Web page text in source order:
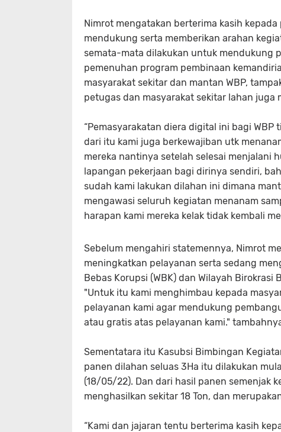
Nimrot mengatakan berterima kasih
mendukung serta memberikan arahan
semata-mata dilakukan untuk mendukung
pemenuhan program pembinaan
masyarakat sekitar dan mantan WBP,
petugas dan masyarakat sekitar lahan juga
“Pemasyarakatan diera digital ini bagi
dari itu kami juga berkewajiban utk
mereka nantinya setelah selesai menjalani
lapangan pekerjaan bagi dirinya sendiri,
sudah kami lakukan dilahan ini dimana
mengawasi seluruh kegiatan menanam
harapan kami mereka kelak tidak kembali
Sebelum mengahiri statemennya, Nimrot
meningkatkan pelayanan serta sedang
Bebas Korupsi (WBK) dan Wilayah Birokrasi
"Untuk itu kami menghimbau kepada
pelayanan kami agar mendukung
atau gratis atas pelayanan kami."
Sementatara itu Kasubsi Bimbingan
panen dilahan seluas 3Ha itu dilakukan
(18/05/22). Dan dari hasil panen semenjak
menghasilkan sekitar 18 Ton, dan
“Kami dan jajaran tentu berterima kasih